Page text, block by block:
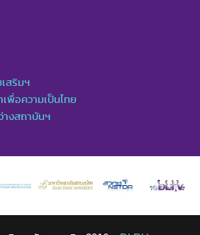
สริมฯ
พื่อความเป็นไทย
างสถาบันฯ